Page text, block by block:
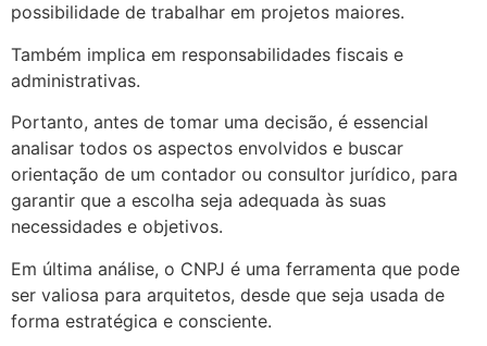
possibilidade de trabalhar em projetos maiores.
Também implica em responsabilidades fiscais e
administrativas.
Portanto, antes de tomar uma decisão, é essencial
analisar todos os aspectos envolvidos e buscar
orientação de um contador ou consultor jurídico, para
garantir que a escolha seja adequada às suas
necessidades e objetivos.
Em última análise, o CNPJ é uma ferramenta que pode
ser valiosa para arquitetos, desde que seja usada de
forma estratégica e consciente.